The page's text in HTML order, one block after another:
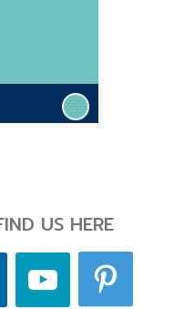
US HERE